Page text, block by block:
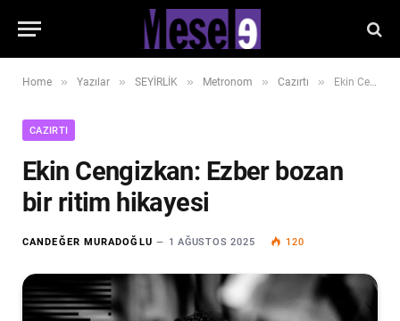
Home » Yazılar » SEYİRLİK » Metronom » Cazırtı » Ekin Cengizkan: Ezber bozan bir ritim hikayesi
CAZIRTI
Ekin Cengizkan: Ezber bozan
bir ritim hikayesi
CANDEĞER MURADOĞLU 1 AĞUSTOS 2025 120